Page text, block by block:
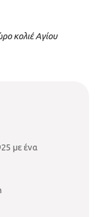
κολιέ Αγίου
με ένα